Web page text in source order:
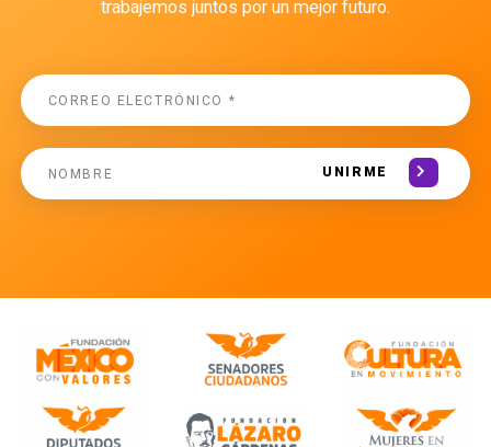
trabajemos juntos por un mejor futuro.
UNIRME